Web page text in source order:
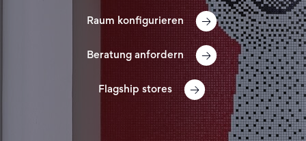
Raum konfigurieren
Beratung anfordern
Flagship stores